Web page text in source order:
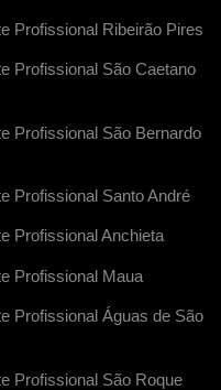
Profissional Ribeirão Pires
Profissional São Caetano
Profissional São Bernardo
Profissional Santo André
Profissional Anchieta
Profissional Maua
Profissional Águas de São
Profissional São Roque